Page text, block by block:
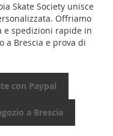
Skate Society unisce
Offriamo
e spedizioni rapide in
a Brescia e prova di
con Paypal
a Brescia